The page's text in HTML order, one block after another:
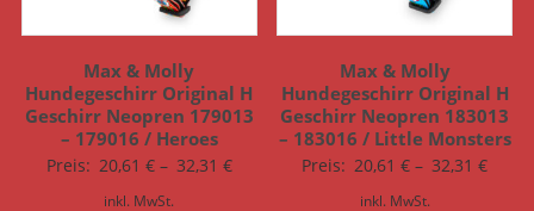
Max & Molly
Hundegeschirr Original H
Geschirr Neopren 179013
– 179016 / Heroes
Preis: 20,61 €– 32,31 €
inkl. MwSt.
Max & Molly
Hundegeschirr Original H
Geschirr Neopren 183013
– 183016 / Little Monsters
Preis: 20,61€ – 32,31€
inkl. MwSt.